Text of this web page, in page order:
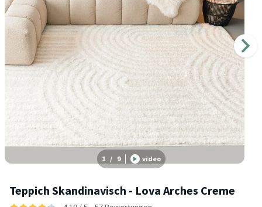
1 / 9 video
Teppich Skandinavisch - Lova Arches Creme